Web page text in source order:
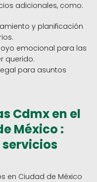
adicionales, como:
y planificación
emocional para las
querido.
para asuntos
Cdmx en el
México :
en Ciudad de México